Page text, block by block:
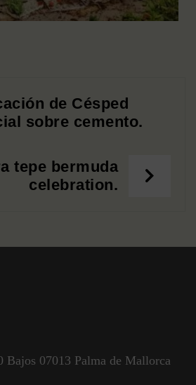
de Césped
sobre cemento.
tepe bermuda
celebration.
Bajos 07013 Palma de Mallorca